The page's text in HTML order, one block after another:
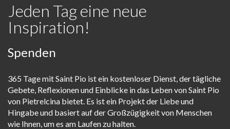
Jeden Tag eine neue
Inspiration!
Spenden
365 Tage mit Saint Pio ist ein kostenloser Dienst, der tägliche
Gebete, Reflexionen und Einblicke in das Leben von Saint Pio
von Pietrelcina bietet. Es ist ein Projekt der Liebe und
Hingabe und basiert auf der Großzügigkeit von Menschen
wie Ihnen, um es am Laufen zu halten.